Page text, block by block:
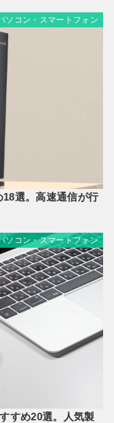
ソコン・スマートフォン
18選。高速通信が行
ソコン・スマートフォン
すめ20選。人気製